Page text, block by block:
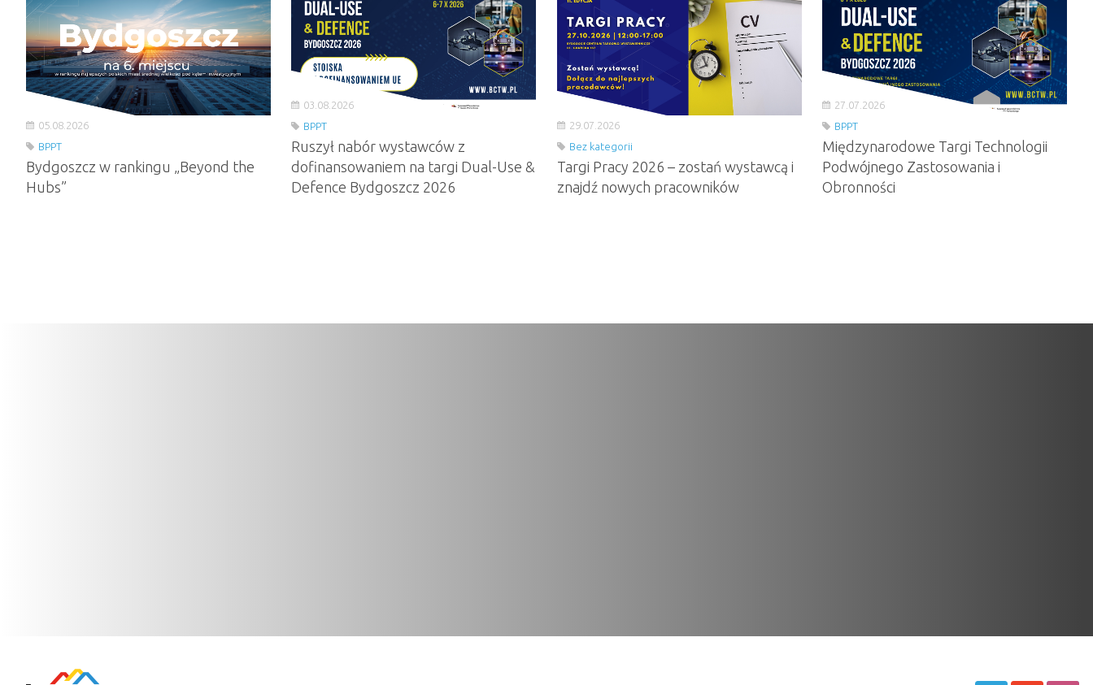
05.08.2026
BPPT
Bydgoszcz w rankingu „Beyond the
Hubs”
03.08.2026
BPPT
Ruszył nabór wystawców z
dofinansowaniem na targi Dual-Use &
Defence Bydgoszcz 2026
29.07.2026
Bez kategorii
Targi Pracy 2026 – zostań wystawcą i
znajdź nowych pracowników
27.07.2026
BPPT
Międzynarodowe Targi Technologii
Podwójnego Zastosowania i
Obronności